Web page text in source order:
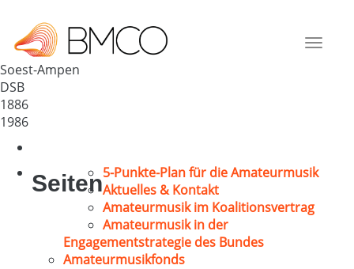
Toggle
Deutschland
59494
Soest-Ampen
DSB
1886
1986
Seiten5-Punkte-Plan für die Amateurmusik
Aktuelles & Kontakt
Amateurmusik im Koalitionsvertrag
Amateurmusik in der
Engagementstrategie des Bundes
Amateurmusikfonds